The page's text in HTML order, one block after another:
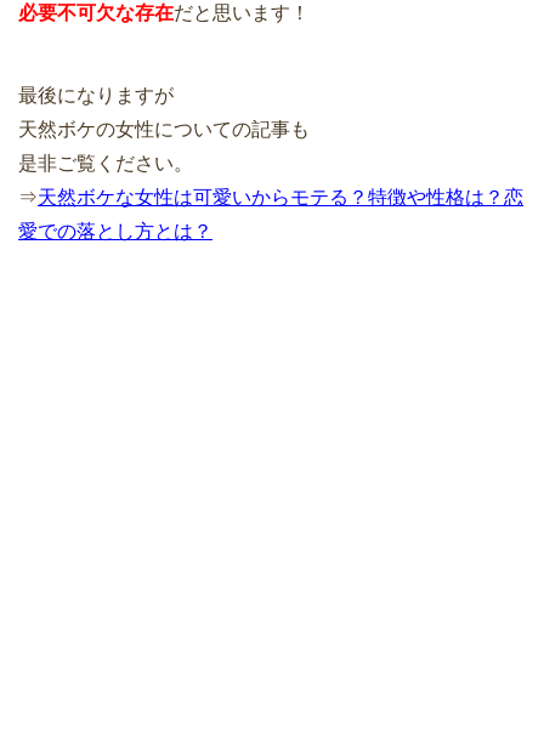
必要不可欠な存在だと思います！
最後になりますが
天然ボケの女性についての記事も
是非ご覧ください。
⇒天然ボケな女性は可愛いからモテる？特徴や性格は？恋
愛での落とし方とは？